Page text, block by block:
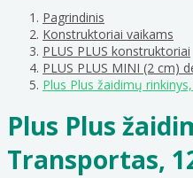
Pagrindinis
Konstruktoriai vaikams
PLUS PLUS konstruktoriai
PLUS PLUS MINI (2 cm)
Plus Plus žaidimų
Plus Plus
Transportas,